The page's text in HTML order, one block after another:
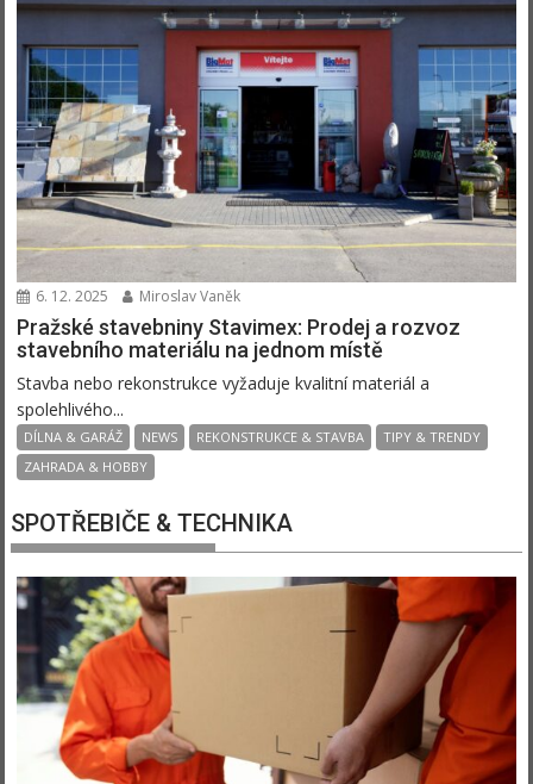
6. 12. 2025 Miroslav Vaněk
Pražské stavebniny Stavimex: Prodej a rozvoz
stavebního materiálu na jednom místě
Stavba nebo rekonstrukce vyžaduje kvalitní materiál a
spolehlivého...
DÍLNA & GARÁŽ NEWS REKONSTRUKCE & STAVBA
TIPY & TRENDY
ZAHRADA & HOBBY
SPOTŘEBIČE & TECHNIKA